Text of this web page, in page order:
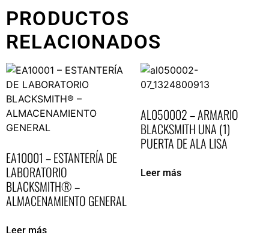
PRODUCTOS
RELACIONADOS
EA10001 – ESTANTERÍA DE
LABORATORIO
BLACKSMITH® –
ALMACENAMIENTO GENERAL
Leer más
AL050002 – ARMARIO
BLACKSMITH UNA (1)
PUERTA DE ALA LISA
Leer más